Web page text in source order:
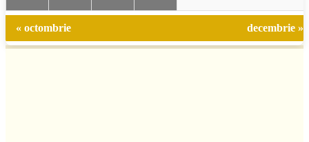
« octombrie decembrie »